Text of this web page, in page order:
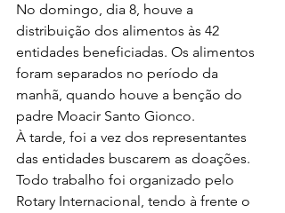
No domingo, dia 8, houve a
distribuição dos alimentos às 42
entidades beneficiadas. Os alimentos
foram separados no período da
manhã, quando houve a benção do
padre Moacir Santo Gionco.
À tarde, foi a vez dos representantes
das entidades buscarem as doações.
Todo trabalho foi organizado pelo
Rotary Internacional, tendo à frente o